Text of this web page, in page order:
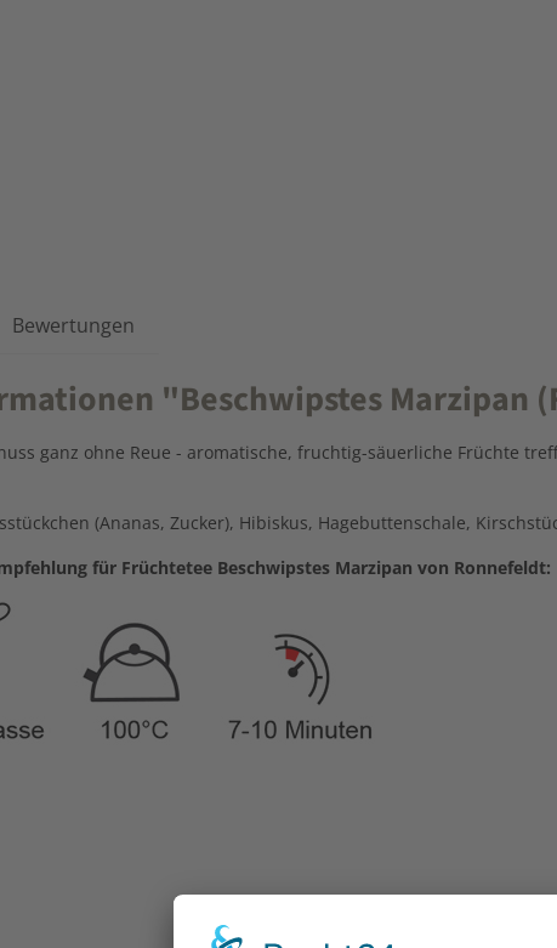
Bewertungen
"Beschwipstes Marzipan
ganz ohne Reue - aromatische, fruchtig-säuerliche Früchte
(Ananas, Zucker), Hibiskus, Hagebuttenschale,
für Früchtetee Beschwipstes Marzipan von Ronnefeldt: